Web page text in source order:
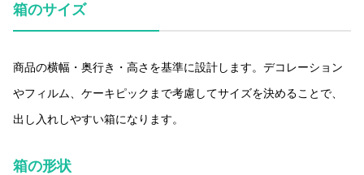
箱のサイズ
商品の横幅・奥行き・高さを基準に設計します。デコレーション
やフィルム、ケーキピックまで考慮してサイズを決めることで、
出し入れしやすい箱になります。
箱の形状